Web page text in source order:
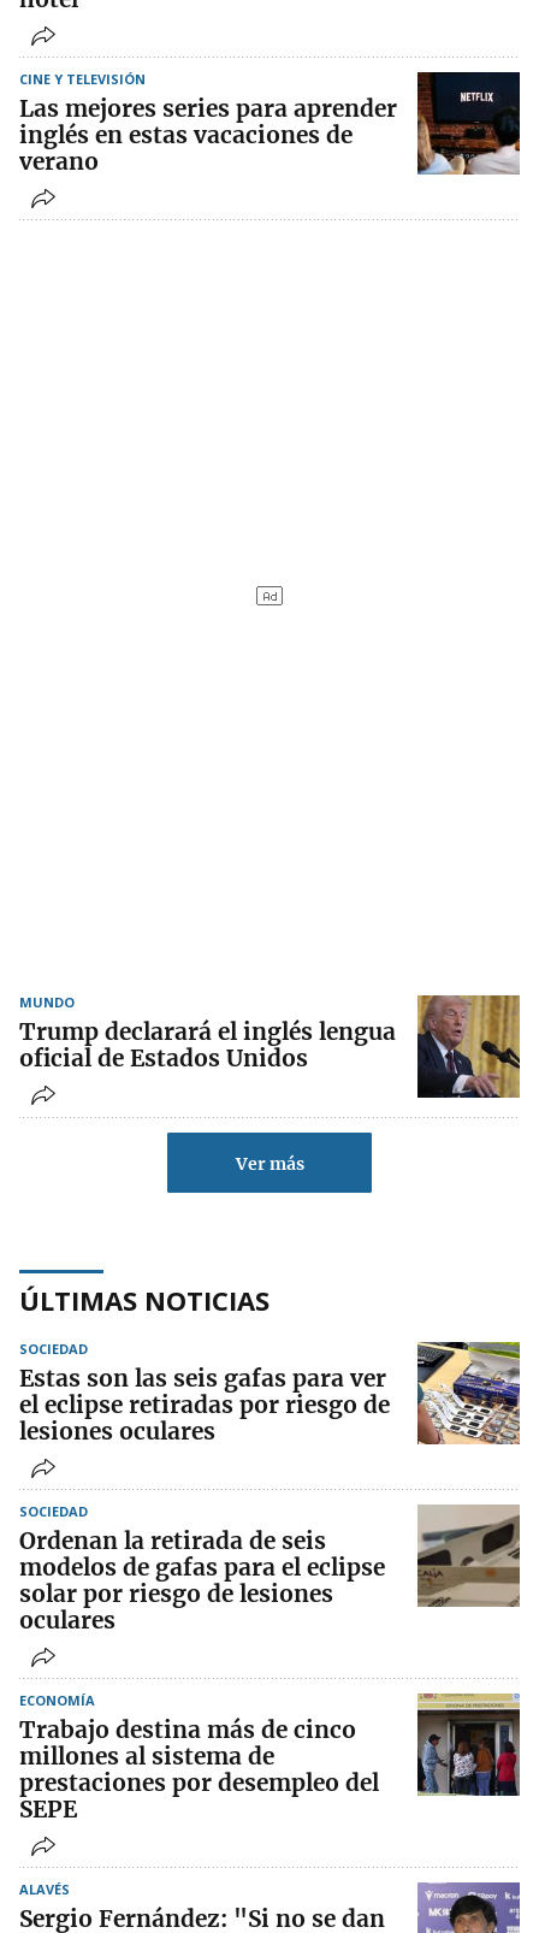
CINE Y TELEVISIÓN
Las mejores series para aprender
inglés en estas vacaciones de
verano
MUNDO
Trump declarará el inglés lengua
oficial de Estados Unidos
Ver más
ÚLTIMAS NOTICIAS
SOCIEDAD
Estas son las seis gafas para ver
el eclipse retiradas por riesgo de
lesiones oculares
SOCIEDAD
Ordenan la retirada de seis
modelos de gafas para el eclipse
solar por riesgo de lesiones
oculares
ECONOMÍA
Trabajo destina más de cinco
millones al sistema de
prestaciones por desempleo del
SEPE
ALAVÉS
Sergio Fernández: "Si no se dan